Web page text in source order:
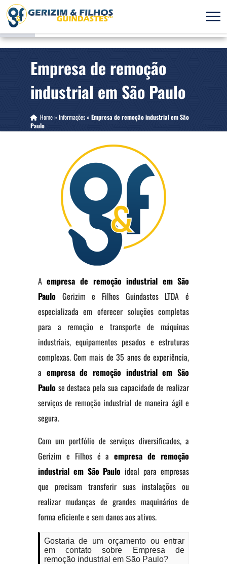
Empresa de remoção
industrial em São Paulo
Home» Informações» Empresa de remoção industrial em São
Paulo
Aempresa de remoção industrial em São
PauloGerizim e Filhos Guindastes LTDA é
especializada em oferecer soluções completas
para a remoção e transporte de máquinas
industriais, equipamentos pesados e estruturas
complexas. Com mais de 35 anos de experiência,
a empresa de remoção industrial em São
Paulose destaca pela sua capacidade de realizar
serviços de remoção industrial de maneira ágil e
segura.
Com um portfólio de serviços diversificados, a
Gerizim e Filhos é aempresa de remoção
industrial em São Paulo ideal para empresas
que precisam transferir suas instalações ou
realizar mudanças de grandes maquinários de
forma eficiente e sem danos aos ativos.
Gostaria de um orçamento ou entrar
em contato sobre Empresa de
remoção industrial em São Paulo?